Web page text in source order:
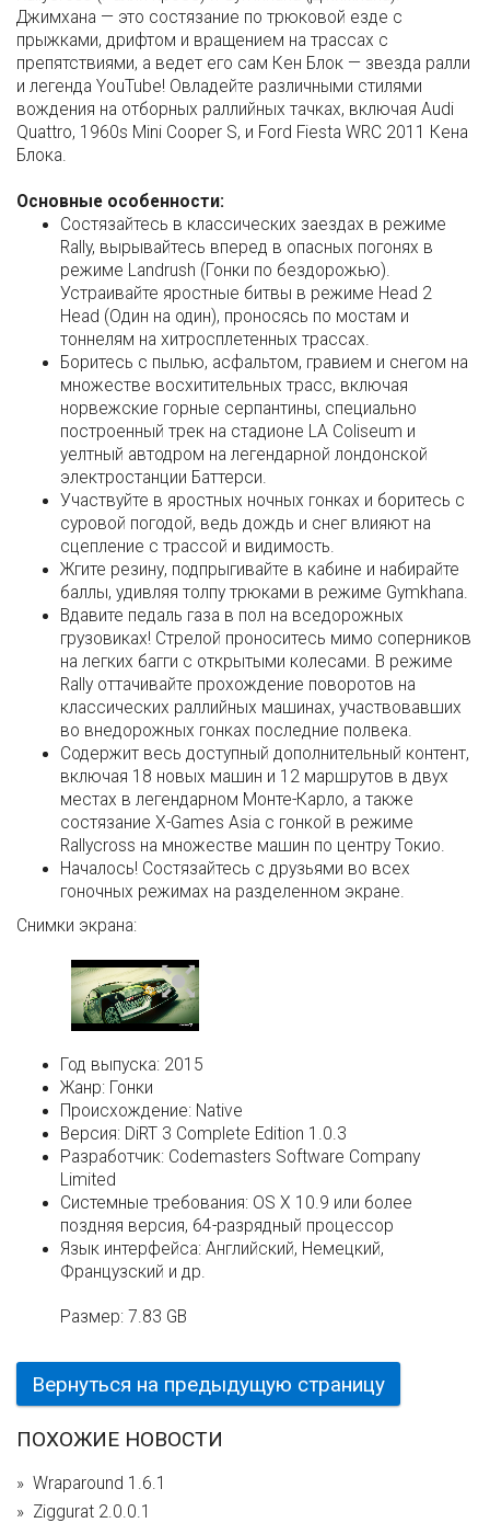
Джимхана — это состязание по трюковой езде с
прыжками, дрифтом и вращением на трассах с
препятствиями, а ведет его сам Кен Блок — звезда ралли
и легенда YouTube! Овладейте различными стилями
вождения на отборных раллийных тачках, включая Audi
Quattro, 1960s Mini Cooper S, и Ford Fiesta WRC 2011 Кена
Блока.
Основные особенности:
Состязайтесь в классических заездах в режиме
Rally, вырывайтесь вперед в опасных погонях в
режиме Landrush (Гонки по бездорожью).
Устраивайте яростные битвы в режиме Head 2
Head (Один на один), проносясь по мостам и
тоннелям на хитросплетенных трассах.
Боритесь с пылью, асфальтом, гравием и снегом на
множестве восхитительных трасс, включая
норвежские горные серпантины, специально
построенный трек на стадионе LA Coliseum и
уелтный автодром на легендарной лондонской
электростанции Баттерси.
Участвуйте в яростных ночных гонках и боритесь с
суровой погодой, ведь дождь и снег влияют на
сцепление с трассой и видимость.
Жгите резину, подпрыгивайте в кабине и набирайте
баллы, удивляя толпу трюками в режиме Gymkhana.
Вдавите педаль газа в пол на вседорожных
грузовиках! Стрелой проноситесь мимо соперников
на легких багги с открытыми колесами. В режиме
Rally оттачивайте прохождение поворотов на
классических раллийных машинах, участвовавших
во внедорожных гонках последние полвека.
Содержит весь доступный дополнительный контент,
включая 18 новых машин и 12 маршрутов в двух
местах в легендарном Монте-Карло, а также
состязание X-Games Asia с гонкой в режиме
Rallycross на множестве машин по центру Токио.
Началось! Состязайтесь с друзьями во всех
гоночных режимах на разделенном экране.
Снимки экрана:
Год выпуска: 2015
Жанр: Гонки
Происхождение: Native
Версия: DiRT 3 Complete Edition 1.0.3
Разработчик: Codemasters Software Company
Limited
Системные требования: OS X 10.9 или более
поздняя версия, 64-разрядный процессор
Язык интерфейса: Английский, Немецкий,
Французский и др.
Размер: 7.83 GB
Вернуться на предыдущую страницу
ПОХОЖИЕ НОВОСТИ
Wraparound 1.6.1
Ziggurat 2.0.0.1